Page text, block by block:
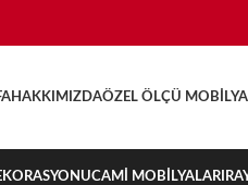
HAKKIMIZDAÖZEL ÖLÇÜ
CAMI MOBILYALARI